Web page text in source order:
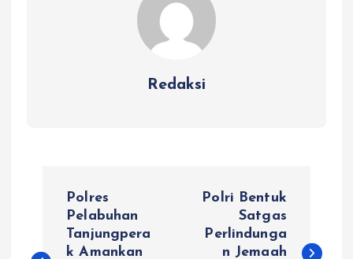
Redaksi
Polres
Pelabuhan
Tanjungpera
k Amankan
Polri Bentuk
Satgas
Perlindunga
n Jemaah